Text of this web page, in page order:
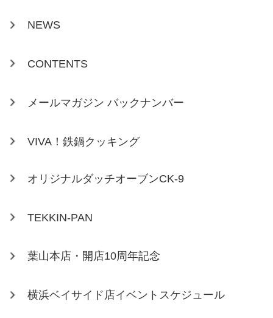
NEWS
CONTENTS
メールマガジン バックナンバー
VIVA！鉄鍋クッキング
オリジナルダッチオーブンCK-9
TEKKIN-PAN
葉山本店・開店10周年記念
横浜ベイサイド店イベントスケジュール